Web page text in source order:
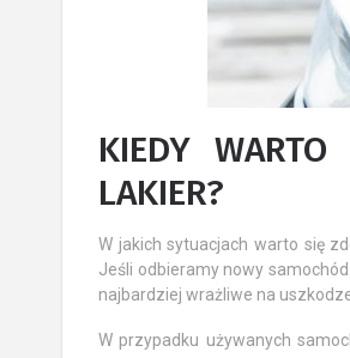
KIEDY
LAKIER?
W jakich sytuacjach warto się
Jeśli odbieramy nowy
najbardziej wrażliwe na
W przypadku używanych